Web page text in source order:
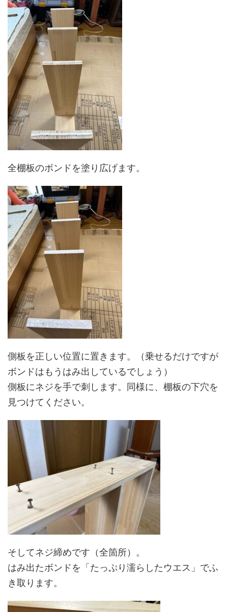
全棚板のボンドを塗り広げます。
側板を正しい位置に置きます。（乗せるだけですが
ボンドはもうはみ出しているでしょう）
側板にネジを手で刺します。同様に、棚板の下穴を
見つけてください。
そしてネジ締めです（全箇所）。
はみ出たボンドを「たっぷり濡らしたウエス」でふ
き取ります。